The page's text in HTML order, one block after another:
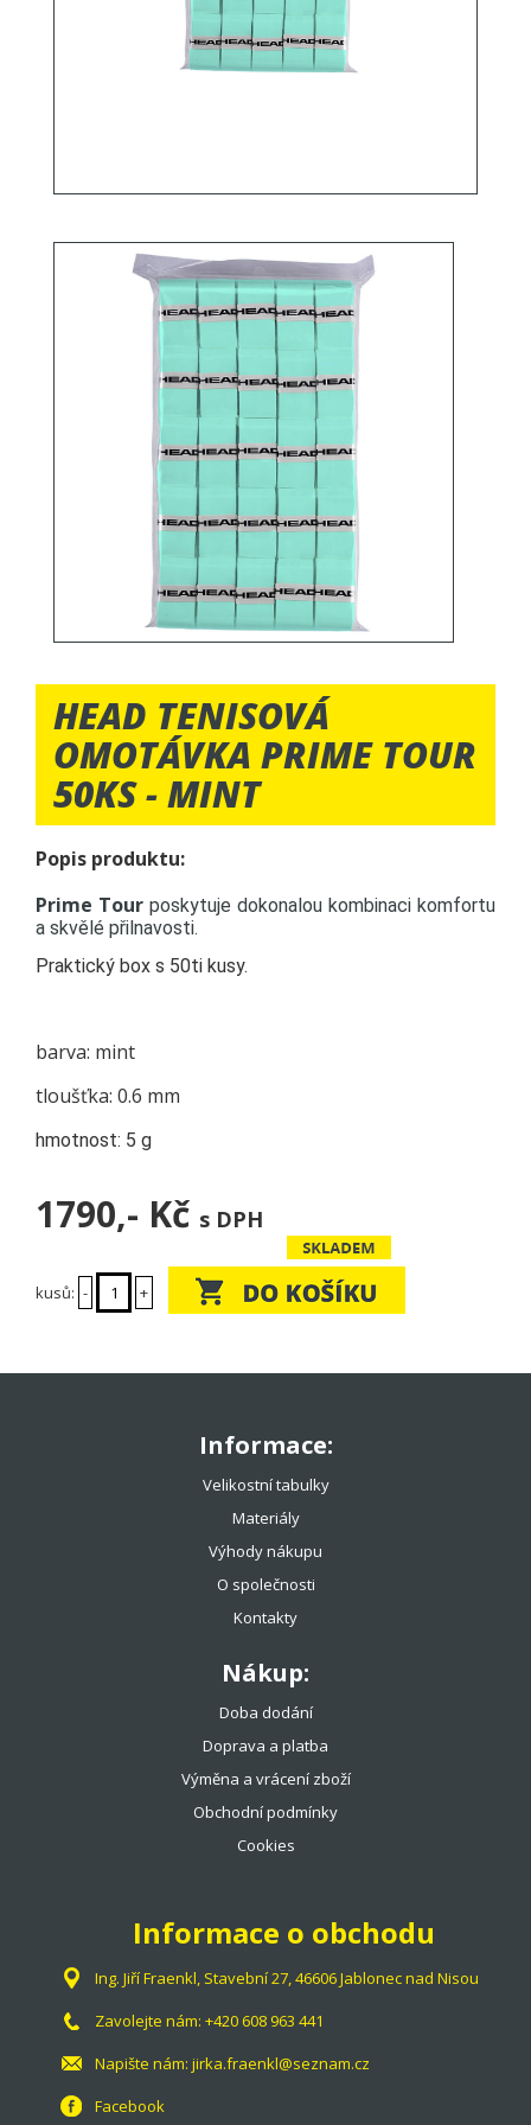
HEAD TENISOVÁ
OMOTÁVKA PRIME TOUR
50KS - MINT
Popis produktu:
Prime Tour poskytuje dokonalou kombinaci komfortu
a skvělé přilnavosti.
Praktický box s 50ti kusy.
barva: mint
tloušťka: 0.6 mm
hmotnost: 5 g
1790,- Kč s DPH
kusů: - +
Informace:
Velikostní tabulky
Materiály
Výhody nákupu
O společnosti
Kontakty
Nákup:
Doba dodání
Doprava a platba
Výměna a vrácení zboží
Obchodní podmínky
Cookies
Informace o obchodu
Ing. Jiří Fraenkl, Stavební 27, 46606 Jablonec nad Nisou
Zavolejte nám: +420 608 963 441
Napište nám: jirka.fraenkl@seznam.cz
Facebook